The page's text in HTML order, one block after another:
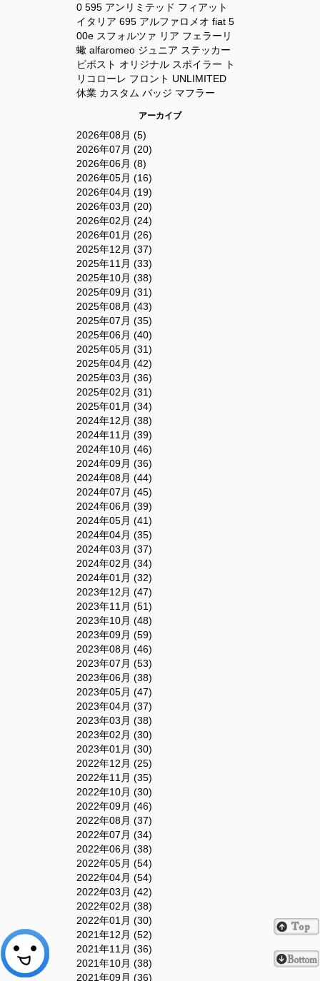
0 595 アンリミテッド フィアット
イタリア 695 アルファロメオ fiat 5
00e スフォルツァ リア フェラーリ
蠍 alfaromeo ジュニア ステッカー
ビポスト オリジナル スポイラー
ト
リコローレ フロント UNLIMITED
休業 カスタム バッジ マフラー
アーカイブ
2026年08月 (5)
2026年07月 (20)
2026年06月 (8)
2026年05月 (16)
2026年04月 (19)
2026年03月 (20)
2026年02月 (24)
2026年01月 (26)
2025年12月 (37)
2025年11月 (33)
2025年10月 (38)
2025年09月 (31)
2025年08月 (43)
2025年07月 (35)
2025年06月 (40)
2025年05月 (31)
2025年04月 (42)
2025年03月 (36)
2025年02月 (31)
2025年01月 (34)
2024年12月 (38)
2024年11月 (39)
2024年10月 (46)
2024年09月 (36)
2024年08月 (44)
2024年07月 (45)
2024年06月 (39)
2024年05月 (41)
2024年04月 (35)
2024年03月 (37)
2024年02月 (34)
2024年01月 (32)
2023年12月 (47)
2023年11月 (51)
2023年10月 (48)
2023年09月 (59)
2023年08月 (46)
2023年07月 (53)
2023年06月 (38)
2023年05月 (47)
2023年04月 (37)
2023年03月 (38)
2023年02月 (30)
2023年01月 (30)
2022年12月 (25)
2022年11月 (35)
2022年10月 (30)
2022年09月 (46)
2022年08月 (37)
2022年07月 (34)
2022年06月 (38)
2022年05月 (54)
2022年04月 (54)
2022年03月 (42)
2022年02月 (38)
2022年01月 (30)
2021年12月 (52)
2021年11月 (36)
2021年10月 (38)
2021年09月 (36)